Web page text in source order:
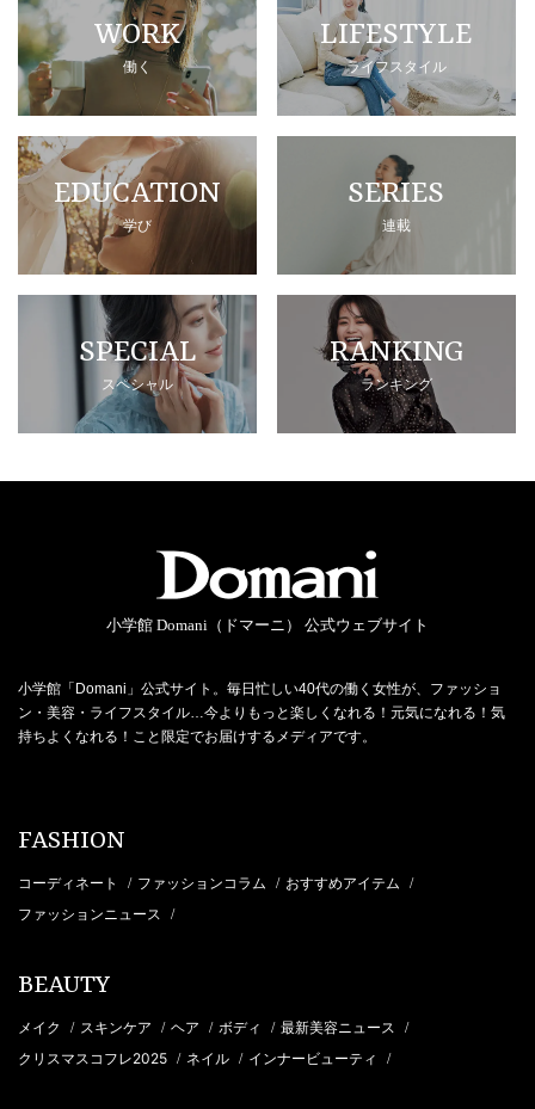
WORK
働く
LIFESTYLE
ライフスタイル
EDUCATION
学び
SERIES
連載
SPECIAL
スペシャル
RANKING
ランキング
小学館 Domani（ドマーニ） 公式ウェブサイト
小学館「Domani」公式サイト。毎日忙しい40代の働く女性が、ファッショ
ン・美容・ライフスタイル…今よりもっと楽しくなれる！元気になれる！気
持ちよくなれる！こと限定でお届けするメディアです。
FASHION
コーディネート / ファッションコラム / おすすめアイテム /
ファッションニュース /
BEAUTY
メイク / スキンケア / ヘア / ボディ / 最新美容ニュース /
クリスマスコフレ2025 / ネイル / インナービューティ /